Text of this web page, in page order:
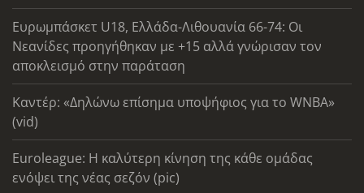
Ευρωμπάσκετ U18, Ελλάδα-Λιθουανία 66-74: Οι
Νεανίδες προηγήθηκαν με +15 αλλά γνώρισαν τον
αποκλεισμό στην παράταση
Καντέρ: «Δηλώνω επίσημα υποψήφιος για το WNBA»
(vid)
Euroleague: Η καλύτερη κίνηση της κάθε ομάδας
ενόψει της νέας σεζόν (pic)